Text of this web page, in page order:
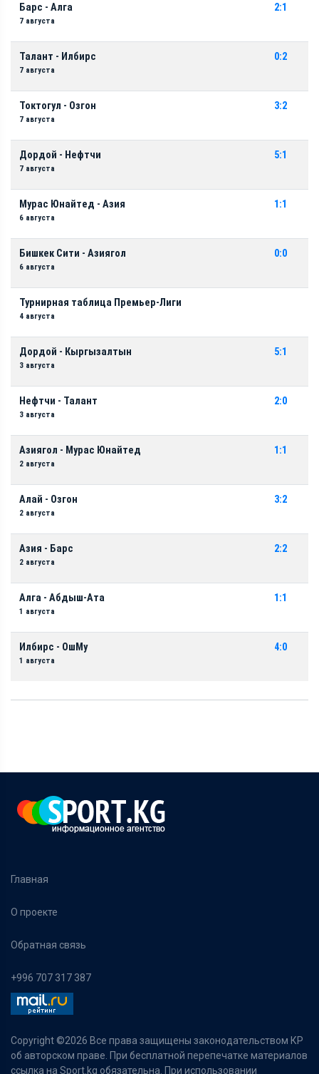
Барс - Алга
7 августа
2:1
Талант - Илбирс
7 августа
0:2
Токтогул - Озгон
7 августа
3:2
Дордой - Нефтчи
7 августа
5:1
Мурас Юнайтед - Азия
6 августа
1:1
Бишкек Сити - Азиягол
6 августа
0:0
Турнирная таблица Премьер-Лиги
4 августа
Дордой - Кыргызалтын
3 августа
5:1
Нефтчи - Талант
3 августа
2:0
Азиягол - Мурас Юнайтед
2 августа
1:1
Алай - Озгон
2 августа
3:2
Азия - Барс
2 августа
2:2
Алга - Абдыш-Ата
1 августа
1:1
Илбирс - ОшМу
1 августа
4:0
Главная
О проекте
Обратная связь
+996 707 317 387
Copyright ©2026 Все права защищены законодательством КР
об авторском праве. При бесплатной перепечатке материалов
ссылка на Sport.kg обязательна. При использовании